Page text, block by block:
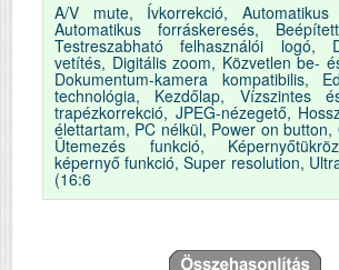
A/V mute, Ívkorrekció, Automatikus
Automatikus forráskeresés,
Testreszabható felhasználói logó,
vetítés, Digitális zoom, Közvetlen be-
Dokumentum-kamera kompatibilis,
technológia, Kezdőlap, Vízszintes
trapézkorrekció, JPEG-nézegető,
élettartam, PC nélkül, Power on button,
Ütemezés funkció,
képernyő funkció, Super resolution,
(16:6